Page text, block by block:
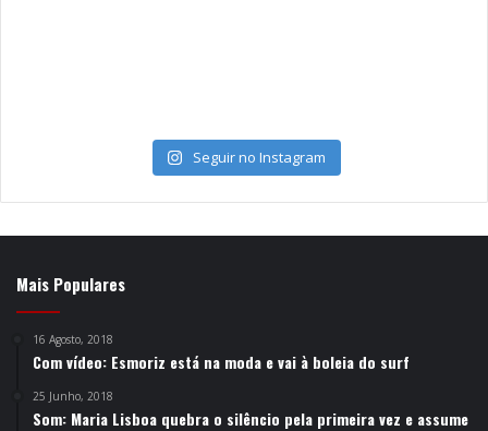
Seguir no Instagram
Mais Populares
16 Agosto, 2018
Com vídeo: Esmoriz está na moda e vai à boleia do surf
25 Junho, 2018
Som: Maria Lisboa quebra o silêncio pela primeira vez e assume